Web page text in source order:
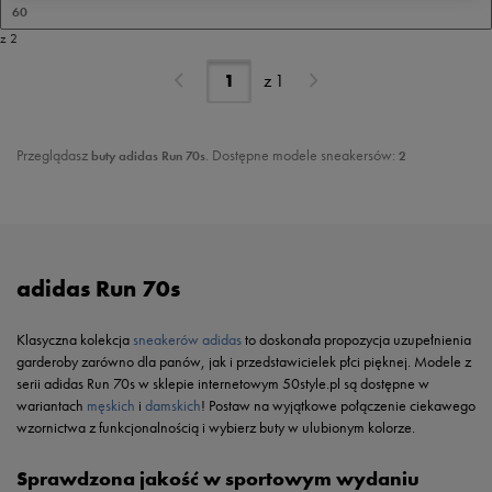
60
z 2
z 1
Przeglądasz buty adidas Run 70s. Dostępne modele sneakersów: 2
adidas Run 70s
Klasyczna kolekcja sneakerów adidasto doskonała propozycja uzupełnienia
garderoby zarówno dla panów, jak i przedstawicielek płci pięknej. Modele z
serii adidas Run 70s w sklepie internetowym 50style.pl są dostępne w
wariantach męskich i damskich! Postaw na wyjątkowe połączenie ciekawego
wzornictwa z funkcjonalnością i wybierz buty w ulubionym kolorze.
Sprawdzona jakość w sportowym wydaniu